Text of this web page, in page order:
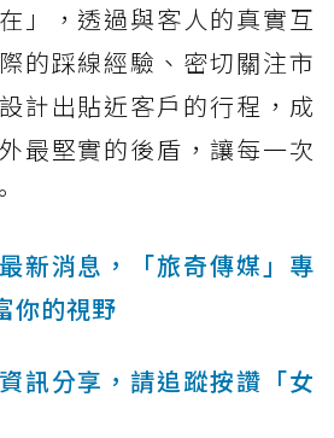
」，透過與客人的真實互
的踩線經驗、密切關注市
計出貼近客戶的行程，成
最堅實的後盾，讓每一次
新消息，「旅奇傳媒」專
你的視野
訊分享，請追蹤按讚「女